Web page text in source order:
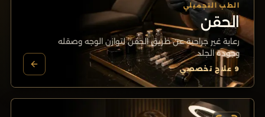
الطب التجميلي
الحقن
رعاية غير جراحية عن طريق الحقن لتوازن الوجه وصقله
وجودة الجلد.
9 علاج تخصصي